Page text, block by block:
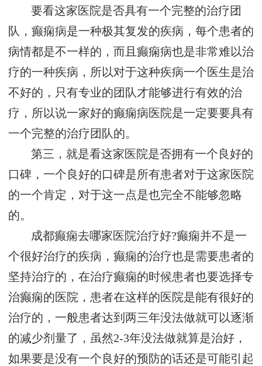
要看这家医院是否具有一个完整的治疗团
队，癫痫病是一种极其复发的疾病，每个患者的
病情都是不一样的，而且癫痫病也是非常难以治
疗的一种疾病，所以对于这种疾病一个医生是治
不好的，只有专业的团队才能够进行有效的治
疗，所以说一家好的癫痫病医院是一定要要具有
一个完整的治疗团队的。
第三，就是看这家医院是否拥有一个良好的
口碑，一个良好的口碑是所有患者对于这家医院
的一个肯定，对于这一点是也完全不能够忽略
的。
成都癫痫去哪家医院治疗好?癫痫并不是一
个很好治疗的疾病，癫痫的治疗也是需要患者的
坚持治疗的，在治疗癫痫的时候患者也要选择专
治癫痫的医院，患者在这样的医院是能有很好的
治疗的，一般患者达到两三年没法做就可以逐渐
的减少剂量了，虽然2-3年没法做就算是治好，
如果要是没有一个良好的预防的话还是可能引起